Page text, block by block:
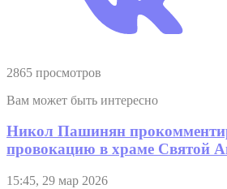
2865 просмотров
Вам может быть интересно
Никол Пашинян
провокацию в храме Святой
15:45, 29 мар 2026